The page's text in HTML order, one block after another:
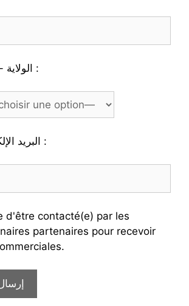
Gouvernorat - الولاية :
Email - البريد الإلكتروني :
d'être contacté(e) par les
partenaires pour recevoir